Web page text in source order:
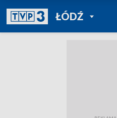
ŁÓDŹPOWRÓT DO
TVP REGIONY